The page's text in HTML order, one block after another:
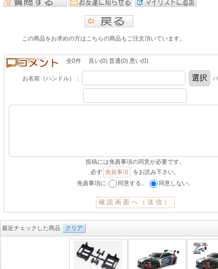
この商品をお求めの方はこちらの商品もご注文頂いています。
全0件 良い(0) 普通(0) 悪い(0)
お名前（ハンドル）：
投稿には免責事項の同意が必要です。
必ず 免責事項
をお読み下さい。
免責事項に
同意する。 同意しない。
最近チェックした商品 クリア